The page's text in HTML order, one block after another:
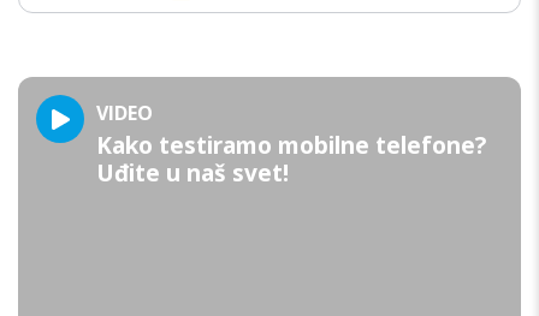
VIDEO
Kako testiramo mobilne telefone?
Uđite u naš svet!